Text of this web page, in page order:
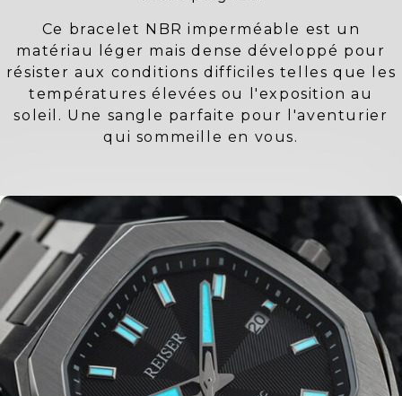
Ce bracelet NBR imperméable est un
matériau léger mais dense développé pour
résister aux conditions difficiles telles que les
températures élevées ou l'exposition au
soleil. Une sangle parfaite pour l'aventurier
qui sommeille en vous.